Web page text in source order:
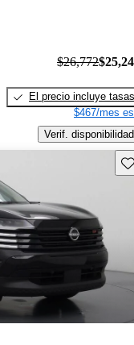
$26,772
El precio incluye tasas
$467/mes
Verif. disponibilidad